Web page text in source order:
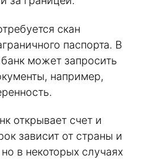
скан
паспорта. В
может запросить
например,
открывает счет и
зависит от страны и
в некоторых случаях